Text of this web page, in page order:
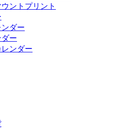
ントプリント
ダー
ー
ンダー